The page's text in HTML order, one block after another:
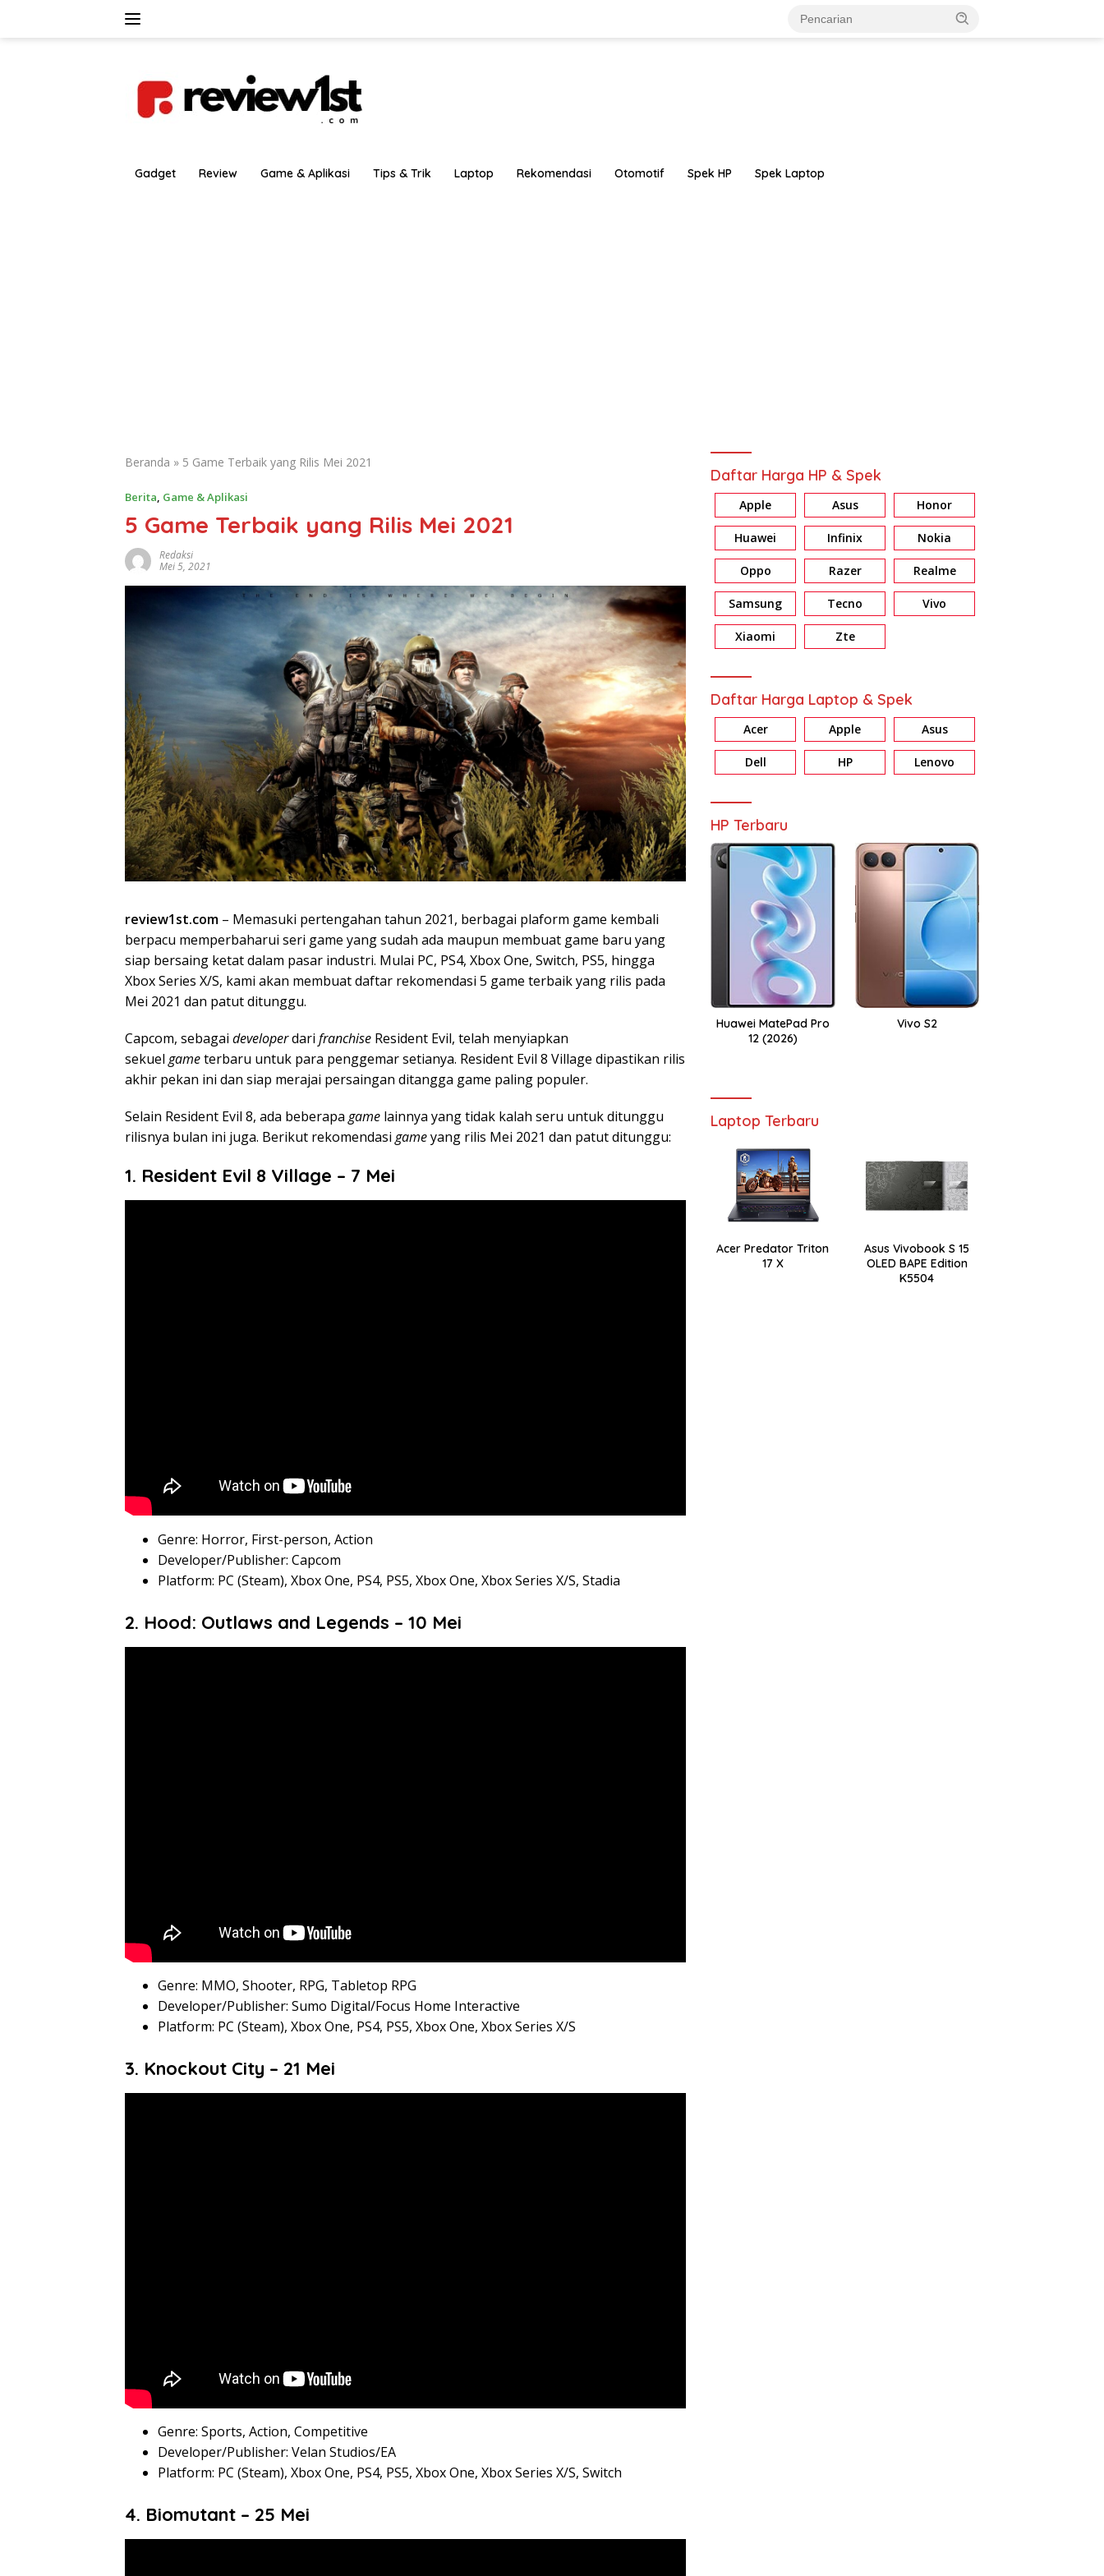
Gadget Review Game & Aplikasi Tips & Trik Laptop Rekomendasi Otomotif Spek HP Spek Laptop
Beranda » 5 Game Terbaik yang Rilis Mei 2021
Berita, Game & Aplikasi
5 Game Terbaik yang Rilis Mei 2021
Redaksi
Mei 5, 2021
review1st.com – Memasuki pertengahan tahun 2021, berbagai plaform game kembali
berpacu memperbaharui seri game yang sudah ada maupun membuat game baru yang
siap bersaing ketat dalam pasar industri. Mulai PC, PS4, Xbox One, Switch, PS5, hingga
Xbox Series X/S, kami akan membuat daftar rekomendasi 5 game terbaik yang rilis pada
Mei 2021 dan patut ditunggu.
Capcom, sebagai developerdari franchise Resident Evil, telah menyiapkan
sekuel gameterbaru untuk para penggemar setianya. Resident Evil 8 Village dipastikan rilis
akhir pekan ini dan siap merajai persaingan ditangga game paling populer.
Selain Resident Evil 8, ada beberapa game lainnya yang tidak kalah seru untuk ditunggu
rilisnya bulan ini juga. Berikut rekomendasi gameyang rilis Mei 2021 dan patut ditunggu:
1. Resident Evil 8 Village – 7 Mei
Genre: Horror, First-person, Action
Developer/Publisher: Capcom
Platform: PC (Steam), Xbox One, PS4, PS5, Xbox One, Xbox Series X/S, Stadia
2. Hood: Outlaws and Legends – 10 Mei
Genre: MMO, Shooter, RPG, Tabletop RPG
Developer/Publisher: Sumo Digital/Focus Home Interactive
Platform: PC (Steam), Xbox One, PS4, PS5, Xbox One, Xbox Series X/S
3. Knockout City – 21 Mei
Genre: Sports, Action, Competitive
Developer/Publisher: Velan Studios/EA
Platform: PC (Steam), Xbox One, PS4, PS5, Xbox One, Xbox Series X/S, Switch
4. Biomutant – 25 Mei
Daftar Harga HP & Spek
Apple Asus Honor
Huawei Infinix Nokia
Oppo Razer Realme
Samsung Tecno Vivo
Xiaomi Zte
Daftar Harga Laptop & Spek
Acer Apple Asus
Dell HP Lenovo
HP Terbaru
Huawei MatePad Pro
12 (2026)
Vivo S2
Laptop Terbaru
Acer Predator Triton
17 X
Asus Vivobook S 15
OLED BAPE Edition
K5504